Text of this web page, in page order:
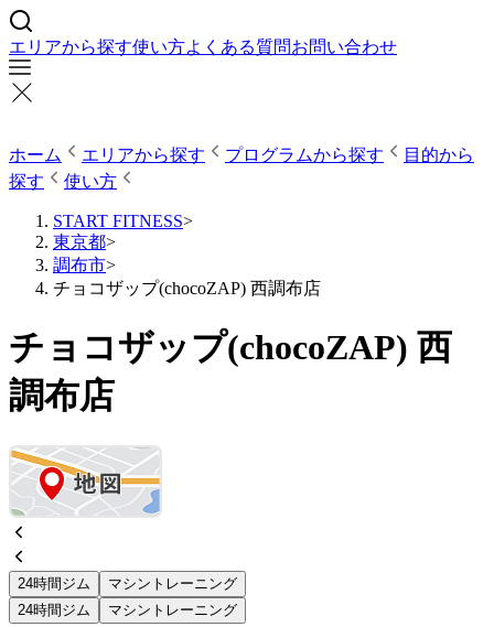
エリアから探す使い方よくある質問お問い合わせ
ホーム エリアから探す プログラムから探す
目的から
探す
使い方
START FITNESS>
東京都>
調布市>
チョコザップ(chocoZAP) 西調布店
チョコザップ(chocoZAP) 西
調布店
24時間ジム
マシントレーニング
24時間ジム
マシントレーニング